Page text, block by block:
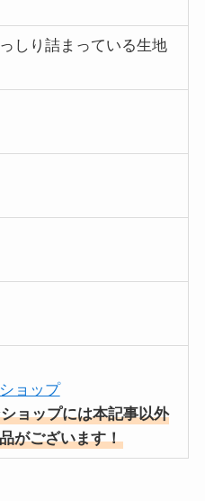
しり詰まっている生地
ョップ
ョップには本記事以外
がございます！